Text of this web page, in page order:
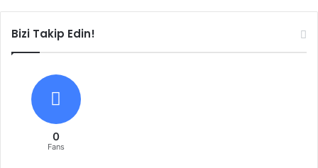
Bizi Takip Edin!
0
Fans